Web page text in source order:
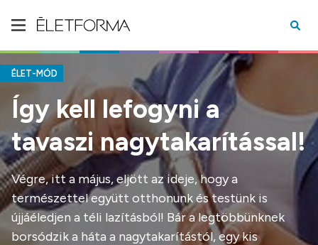
ÉLET-MÓD
Így kell lefogyni a
tavaszi nagytakarítással!
Végre, itt a május, eljött az ideje, hogy a
természettel együtt otthonunk és testünk is
újjáéledjen a téli lazításból! Bár a legtöbbünknek
borsódzik a háta a nagytakarítástól, egy kis